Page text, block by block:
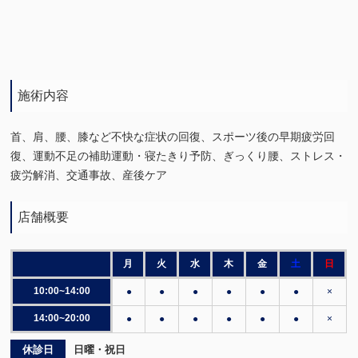
施術内容
首、肩、腰、膝など不快な症状の回復、スポーツ後の早期疲労回
復、運動不足の補助運動・寝たきり予防、ぎっくり腰、ストレス・
疲労解消、交通事故、産後ケア
店舗概要
月 火 水 木 金 土 日
10:00~14:00 ● ● ● ● ● ● ×
14:00~20:00 ● ● ● ● ● ● ×
休診日 日曜・祝日